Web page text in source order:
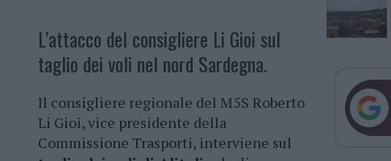
L’attacco del consigliere Li Gioi sul
taglio dei voli nel nord Sardegna.
Il consigliere regionale del M5S Roberto
Li Gioi, vice presidente della
Commissione Trasporti, interviene sul